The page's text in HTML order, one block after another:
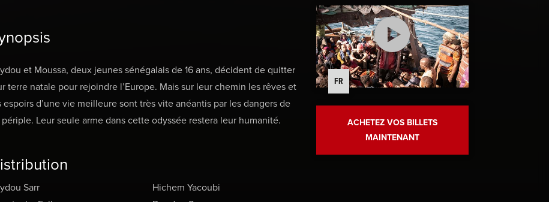
et Moussa, deux jeunes sénégalais de 16 ans, décident de quitter
terre natale pour rejoindre l’Europe. Mais sur leur chemin les rêves et
espoirs d’une vie meilleure sont très vite anéantis par les dangers de
Leur seule arme dans cette odyssée restera leur humanité.
Sarr
Hichem Yacoubi
FR
ACHETEZ VOS BILLETS
MAINTENANT